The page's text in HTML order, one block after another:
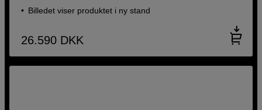
Billedet viser produktet i ny stand
26.590 DKK